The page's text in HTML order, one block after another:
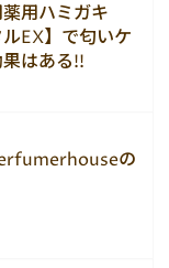
用ハミガキ
ルEX】で匂いケ
はある!!
の